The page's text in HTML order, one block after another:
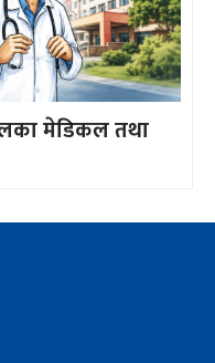
मेडिकल तथा